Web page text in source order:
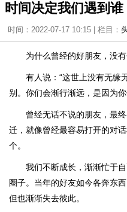
时间决定我们遇到
时间：2022-07-17 10:15 | 栏目：
为什么曾经的好朋友，没
有人说：“这世上没有无缘
别。你们会渐行渐远，是因为
曾经无话不说的朋友，最终
迁，就像曾经最容易打开的对
个。
我们不断成长，渐渐忙于
圈子。当年的好友如今各奔东
但也渐渐失去彼此。